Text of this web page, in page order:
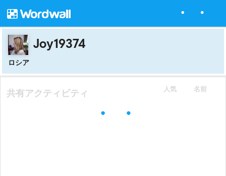
Joy19374
ロシア
人気 名前
共有アクティビティ